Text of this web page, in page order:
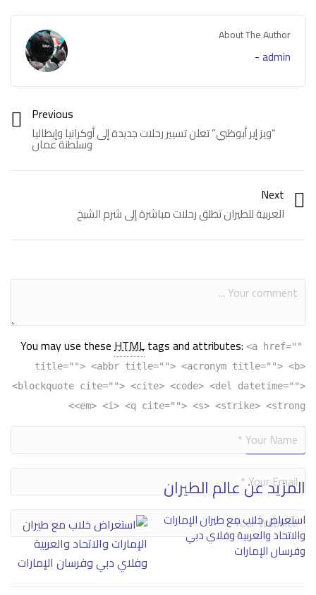
About The Author
admin
-
Previous
“ويز إير أبوظبي” تعلن تسيير رحلات جديدة إلى أوكرانيا وإيطاليا
وسلطنة عمان
Next
العربية للطيران تطلق رحلات مباشرة إلى شرم الشيخ
You may use theseHTMLtags and attributes: <a href=""
title=""> <abbr title=""> <acronym title=""> <b>
<blockquote cite=""> <cite> <code> <del datetime="">
<em> <i> <q cite=""> <s> <strike> <strong>
Alternative:
المزيد عن عالم الطيران
استعراض خلاب مع طيران الإمارات
والاتحاد والعربية وفلاي دبي
وفرسان الإمارات